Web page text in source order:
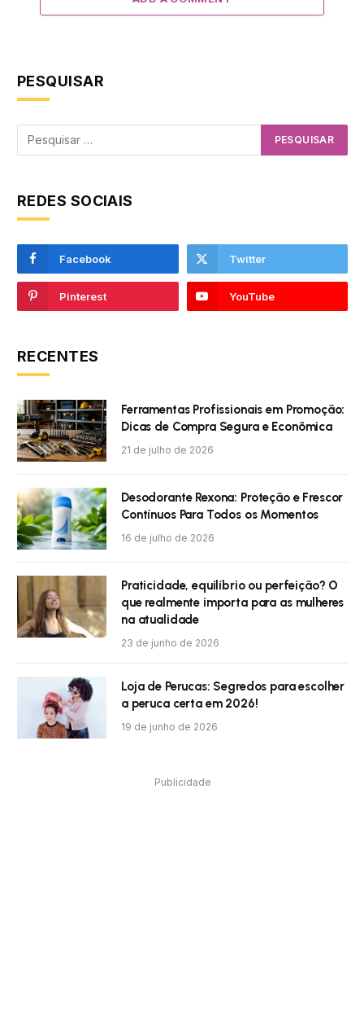
PESQUISAR
REDES SOCIAIS
Facebook Twitter
Pinterest YouTube
RECENTES
Ferramentas Profissionais em Promoção:
Dicas de Compra Segura e Econômica
21 de julho de 2026
Desodorante Rexona: Proteção e Frescor
Contínuos Para Todos os Momentos
16 de julho de 2026
Praticidade, equilíbrio ou perfeição? O
que realmente importa para as mulheres
na atualidade
23 de junho de 2026
Loja de Perucas: Segredos para escolher
a peruca certa em 2026!
19 de junho de 2026
Publicidade